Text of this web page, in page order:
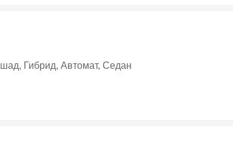
Гибрид, Автомат, Седан